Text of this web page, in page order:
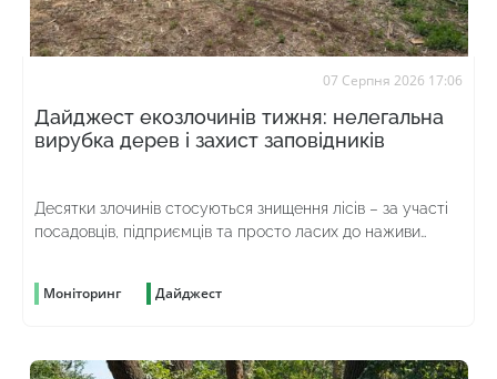
07 Серпня 2026 17:06
Дайджест екозлочинів тижня: нелегальна
вирубка дерев і захист заповідників
Десятки злочинів стосуються знищення лісів – за участі
посадовців, підприємців та просто ласих до наживи
Моніторинг Дайджест